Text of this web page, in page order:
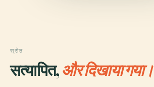
स्रोत
सत्यापित,और दिखाया गया।